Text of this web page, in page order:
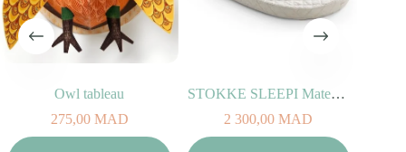
Owl tableau
275,00MAD
STOKKE SLEEPI Matelas du lit Bed V2
2 300,00MAD